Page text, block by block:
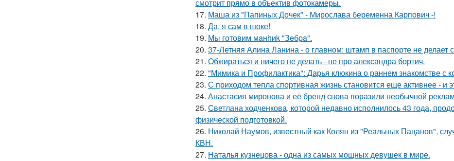
смотрит прямо в объектив фотокамеры.
17. Маша из "Папиных Дочек" - Мирослава беременна Карпович -!
18. Да, я сам в шоке!
19. Мы готовим мaнhиk "Зeбpa".
20. 37-Летняя Алина Ланина - о главном: штамп в паспорте не делает
21. Обжираться и ничего не делать - не про александра бортич.
22. "Мимика и Профилактика": Дарья клюкина о раннем знакомстве с
23. С приходом тепла спортивная жизнь становится еще активнее - и
24. Анастасия миронова и её бренд снова поразили необычной
25. Светлана ходченкова, которой недавно исполнилось 43 года,
физической подготовкой.
26. Николай Наумов, известный как Колян из "Реальных Пацанов",
КВН.
27. Наталья кузнецова - одна из самых мощных девушек в мире.